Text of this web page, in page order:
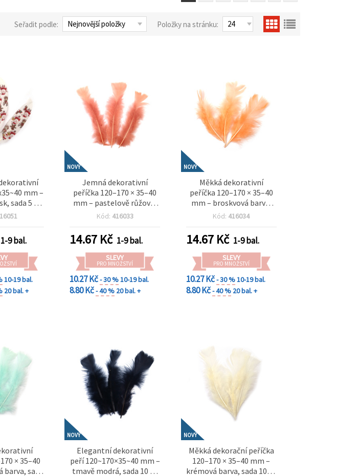
Seřadit podle: Položky na stránku:
mm –
sada 5 ks
tvoření,
1-9 bal.
10-19 bal.
20 bal. +
NOVÝ
Jemná dekorativní
peříčka 120–170 × 35–40
mm – pastelově růžová,
sada 10 ks na romantické
elegantní dekorace
Kód: 416033
14.67 Kč 1-9 bal.
SLEVY
PRO MNOŽSTVÍ
10.27 Kč- 30 %10-19 bal.
8.80 Kč- 40 % 20 bal. +
NOVÝ
Měkká dekorativní
peříčka 120–170 × 35–40
mm – broskvová barva,
sada 10 ks na elegantní
dekorace a kreativní
projekty EM ART
Kód: 416034
14.67Kč 1-9 bal.
SLEVY
PRO MNOŽSTVÍ
10.27 Kč- 30 %10-19 bal.
8.80 Kč- 40 % 20 bal. +
× 35–40
barva, sada
NOVÝ
Elegantní dekorativní
peří 120~170×35~40 mm –
tmavě modrá, sada 10 ks
NOVÝ
Měkká dekorační peříčka
120–170 × 35–40 mm –
krémová barva, sada 10 ks